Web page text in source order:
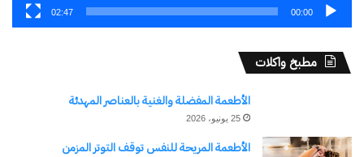
00:00
02:47
مطبخ واكلات
الأطعمة المفضلة والغنية بالعناصر المهدئة
25 يونيو، 2026
الأطعمة المريحة للنفس توقف التوتر المزمن